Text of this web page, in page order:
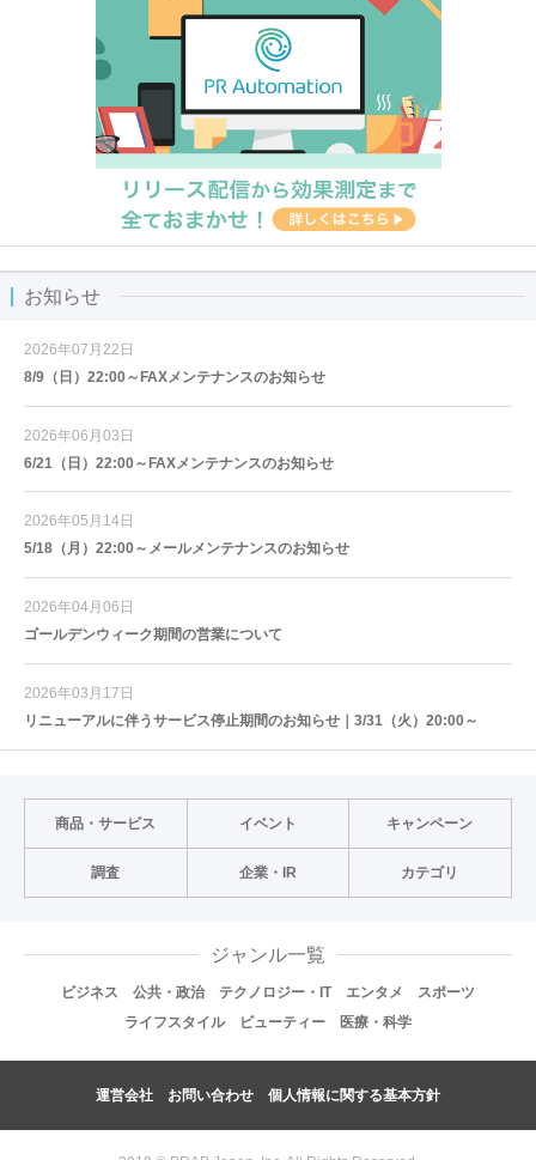
お知らせ
2026年07月22日
8/9（日）22:00～FAXメンテナンスのお知らせ
2026年06月03日
6/21（日）22:00～FAXメンテナンスのお知らせ
2026年05月14日
5/18（月）22:00～メールメンテナンスのお知らせ
2026年04月06日
ゴールデンウィーク期間の営業について
2026年03月17日
リニューアルに伴うサービス停止期間のお知らせ｜3/31（火）20:00～
商品・サービス イベント キャンペーン
調査 企業・IR カテゴリ
ジャンル一覧
ビジネス 公共・政治 テクノロジー・IT エンタメ
スポーツ
ライフスタイル
ビューティー 医療・科学
運営会社 お問い合わせ 個人情報に関する基本方針